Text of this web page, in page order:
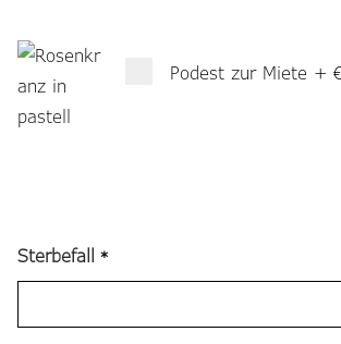
Podest zur Miete +
Sterbefall *